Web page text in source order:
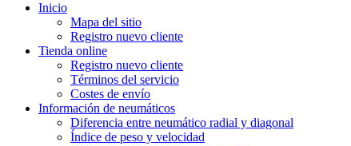
Inicio
Mapa del sitio
Registro nuevo cliente
Tienda online
Registro nuevo cliente
Términos del servicio
Costes de envío
Información de neumáticos
Diferencia entre neumático radial y diagonal
Índice de peso y velocidad